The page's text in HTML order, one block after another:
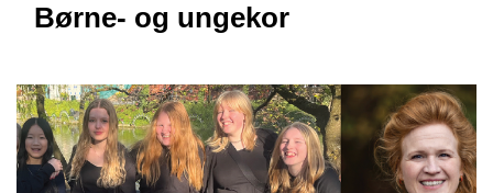
Børne- og ungekor